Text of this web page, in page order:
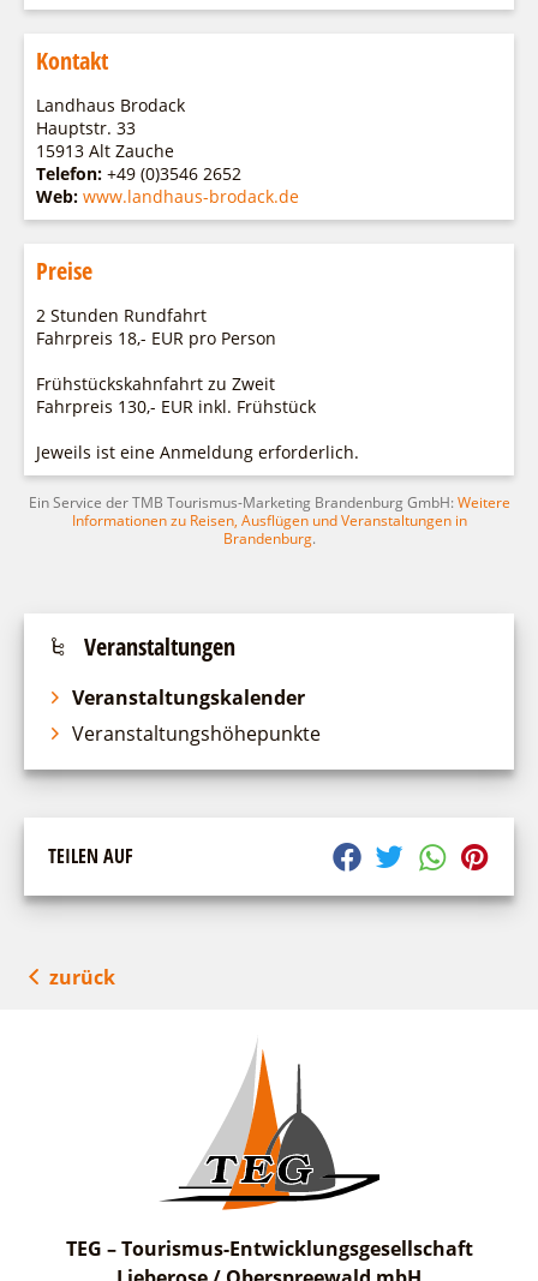
Kontakt
Landhaus Brodack
Hauptstr. 33
15913 Alt Zauche
Telefon: +49 (0)3546 2652
Web: www.landhaus-brodack.de
Preise
2 Stunden Rundfahrt
Fahrpreis 18,- EUR pro Person
Frühstückskahnfahrt zu Zweit
Fahrpreis 130,- EUR inkl. Frühstück
Jeweils ist eine Anmeldung erforderlich.
Ein Service der TMB Tourismus-Marketing Brandenburg GmbH:Weitere
Informationen zu Reisen, Ausflügen und Veranstaltungen in
Brandenburg.
Veranstaltungen
Veranstaltungskalender
Veranstaltungshöhepunkte
TEILEN AUF
zurück
TEG – Tourismus-Entwicklungsgesellschaft